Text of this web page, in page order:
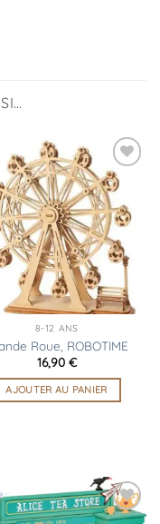
Ajouter
à la
liste
d’envies
8-12 ANS
Roue, ROBOTIME
16,90 €
AJOUTER AU PANIER